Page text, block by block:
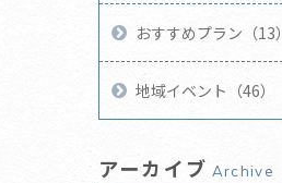
おすすめプラン（13）
地域イベント（46）
アーカイブ Archive